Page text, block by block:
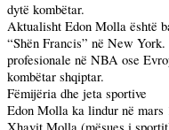
dytë kombëtar.
Aktualisht Edon Molla është
“Shën Francis” në New York.
profesionale në NBA ose
kombëtar shqiptar.
Fëmijëria dhe jeta sportive
Edon Molla ka lindur në